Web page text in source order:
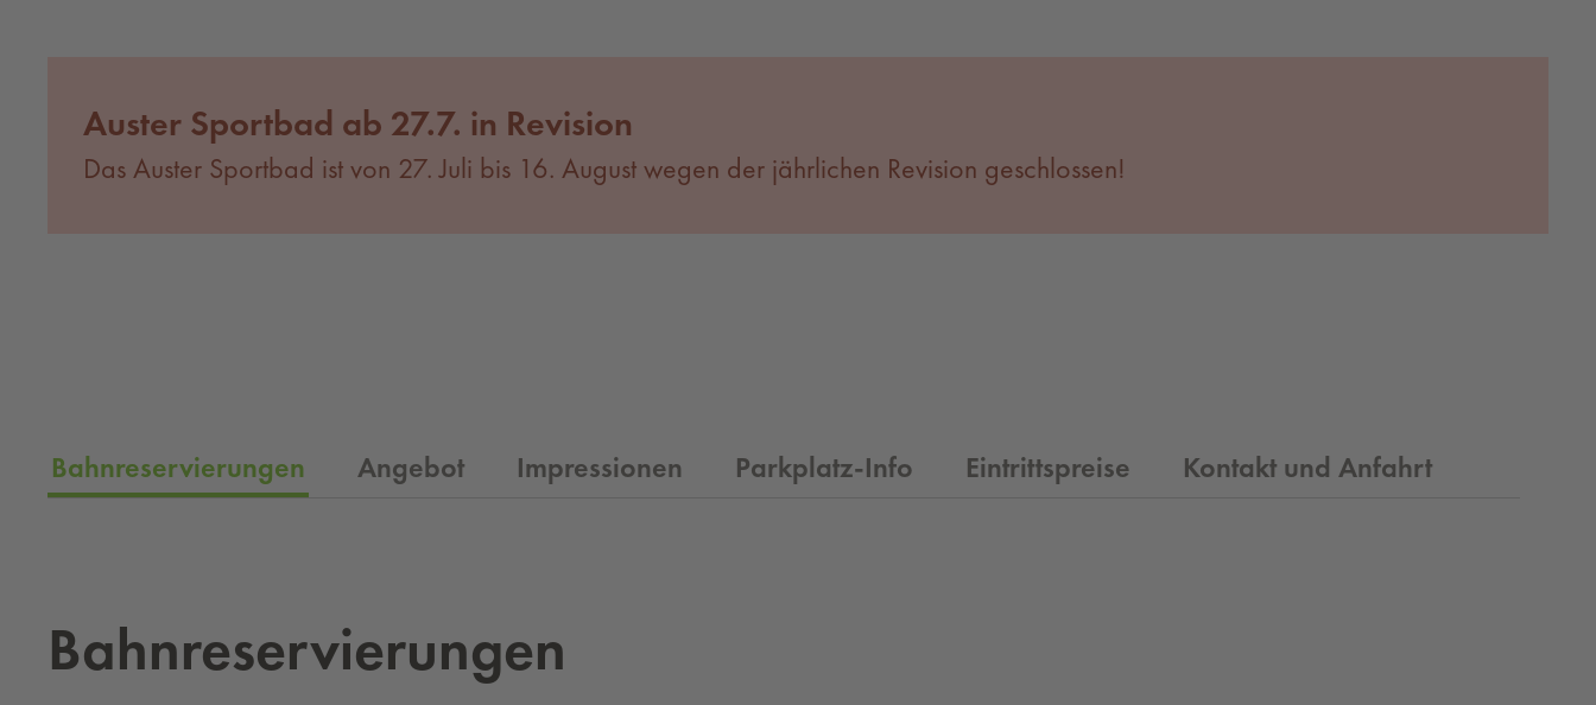
Auster Sportbad ab 27.7. in Revision
Das Auster Sportbad ist von 27. Juli bis 16. August wegen der jährlichen Revision geschlossen!
Bahnreservierungen Angebot Impressionen Parkplatz-Info Eintrittspreise Kontakt und Anfahrt
Bahn­re­ser­vie­run­gen